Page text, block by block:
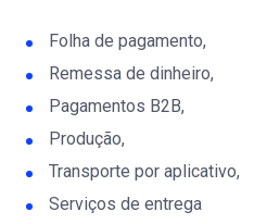
Folha de pagamento,
Remessa de dinheiro,
Pagamentos B2B,
Produção,
Transporte por aplicativo,
Serviços de entrega